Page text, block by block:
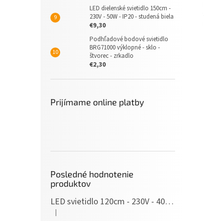
LED dielenské svietidlo 150cm -
230V - 50W - IP20 - studená biela
€9,30
Podhľadové bodové svietidlo
BRG71000 výklopné - sklo -
štvorec - zrkadlo
€2,30
Prijímame online platby
Posledné hodnotenie
produktov
LED svietidlo 120cm - 230V - 40W - IP20 - neutrálna biela
Hodnotenie produktu je 5 z 5 hviezdičiek.
|